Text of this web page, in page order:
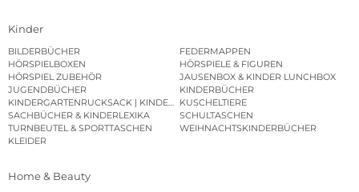
Kinder
BILDERBÜCHER
FEDERMAPPEN
HÖRSPIELBOXEN
HÖRSPIELE & FIGUREN
HÖRSPIEL ZUBEHÖR
JAUSENBOX & KINDER LUNCHBOX
JUGENDBÜCHER
KINDERBÜCHER
KINDERGARTENRUCKSACK | KINDERGARTENBEUTEL
KUSCHELTIERE
SACHBÜCHER & KINDERLEXIKA
SCHULTASCHEN
TURNBEUTEL & SPORTTASCHEN
WEIHNACHTSKINDERBÜCHER
KLEIDER
Home & Beauty